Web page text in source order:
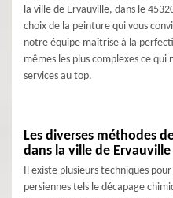
la ville de Ervauville, dans le
choix de la peinture qui vous
notre équipe maîtrise à la
mêmes les plus complexes ce
services au top.
Les diverses méthodes
dans la ville de Ervauville
Il existe plusieurs techniques
persiennes tels le décapage